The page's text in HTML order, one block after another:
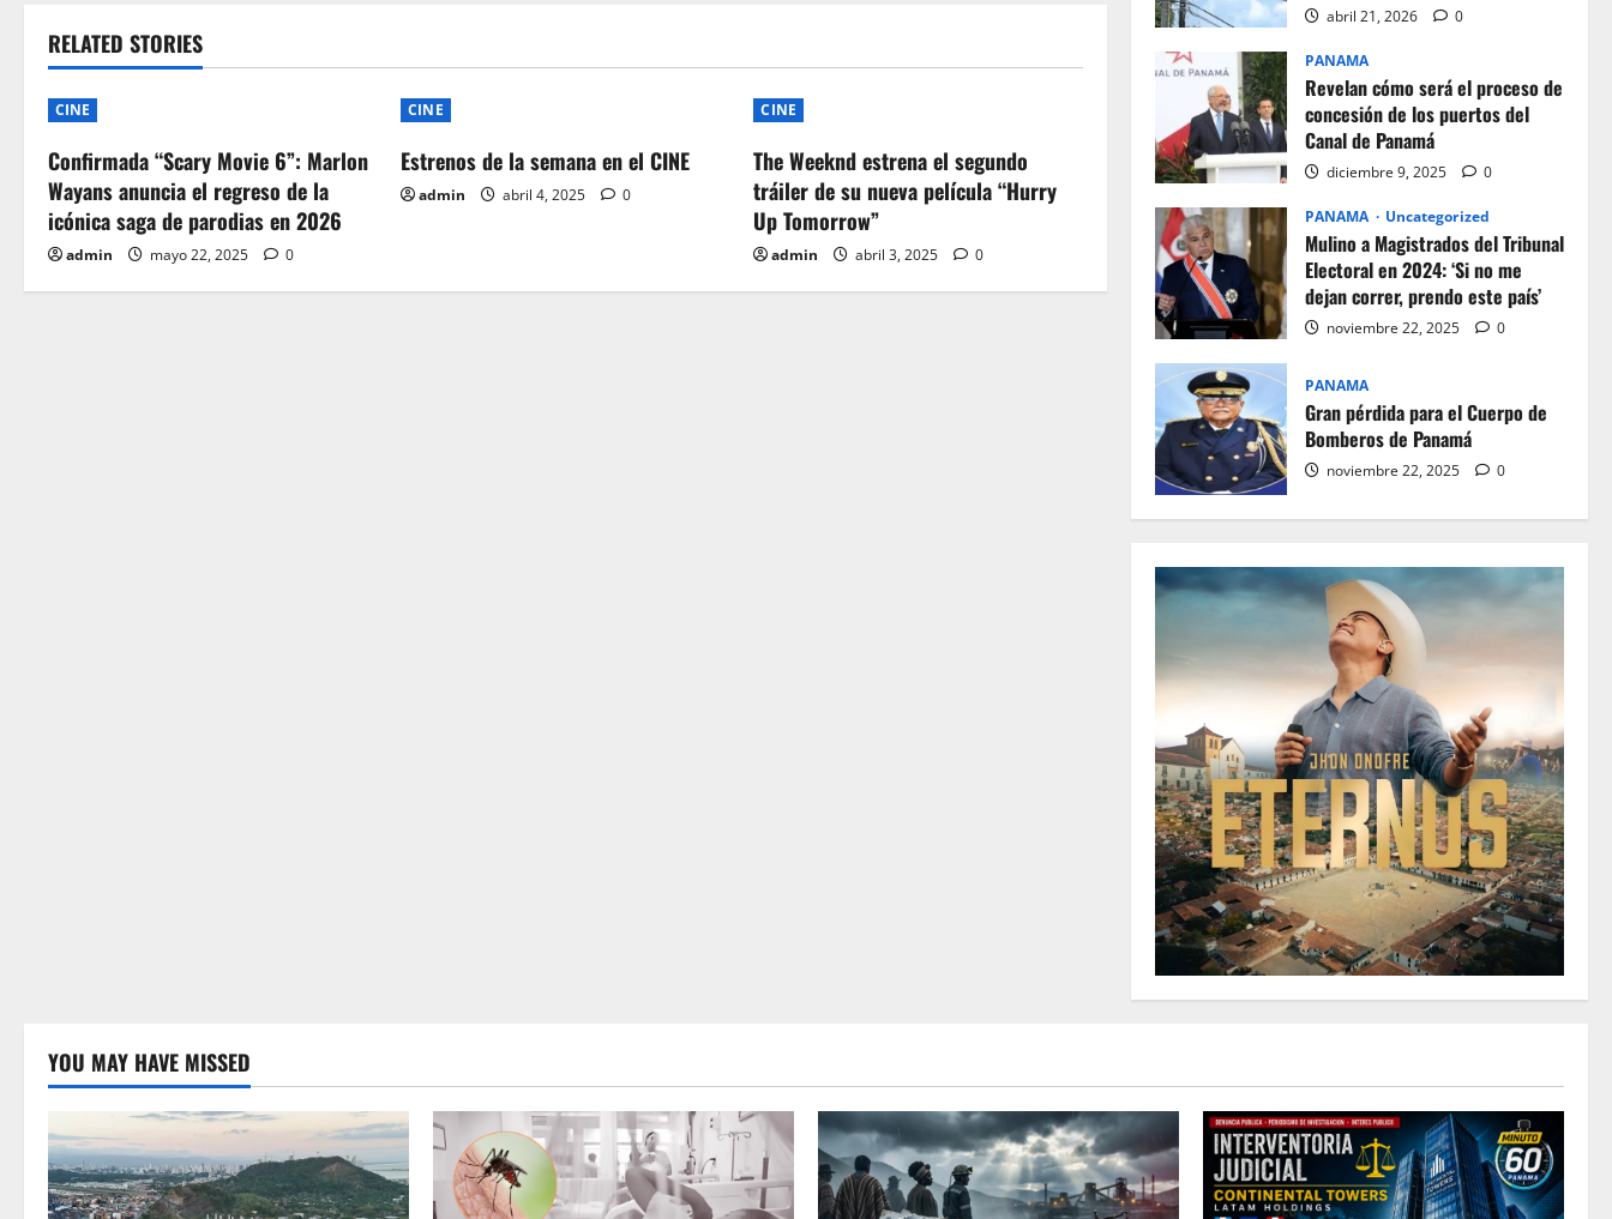
n
a
v
i
g
RELATED STORIES
CINE
Confirmada “Scary Movie 6”: Marlon
Wayans anuncia el regreso de la
icónica saga de parodias en 2026
admin mayo 22, 2025 0
CINE
Estrenos de la semana en el CINE
admin abril 4, 2025 0
CINE
The Weeknd estrena el segundo
tráiler de su nueva película “Hurry
Up Tomorrow”
admin abril 3, 2025 0
abril 21, 2026 0
PANAMA
Revelan cómo será el proceso de
concesión de los puertos del
Canal de Panamá
diciembre 9, 2025 0
PANAMA Uncategorized
Mulino a Magistrados del Tribunal
Electoral en 2024: ‘Si no me
dejan correr, prendo este país’
noviembre 22, 2025 0
PANAMA
Gran pérdida para el Cuerpo de
Bomberos de Panamá
noviembre 22, 2025 0
YOU MAY HAVE MISSED